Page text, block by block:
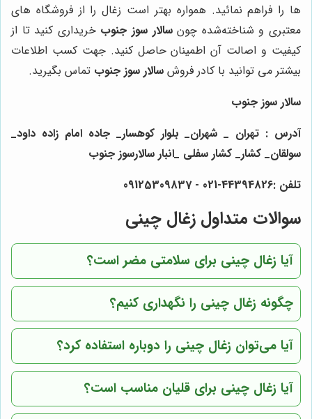
ها را فراهم نمائید. همواره بهتر است زغال را از فروشگاه های
معتبری و شناخته‌شده چونسالار سوز جنوب خریداری کنید تا از
کیفیت و اصالت آن اطمینان حاصل کنید. جهت کسب اطلاعات
بیشتر می توانید با کادر فروش سالار سوز جنوب تماس بگیرید.
سالار سوز جنوب
آدرس : تهران _ شهران_ بلوار کوهسار_ جاده امام زاده داود_
سولقان_ کشار_ کشار سفلی _انبار سالارسوز جنوب
تلفن :44394826-021 - 09125309837
سوالات متداول زغال چینی
آیا زغال چینی برای سلامتی مضر است؟
چگونه زغال چینی را نگهداری کنیم؟
آیا می‌توان زغال چینی را دوباره استفاده کرد؟
آیا زغال چینی برای قلیان مناسب است؟